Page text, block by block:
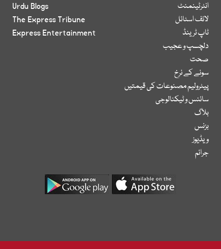
انٹرٹینمنٹ
لائف اسٹائل
ٹاپ ٹرینڈ
دلچسپ و عجیب
صحت
سونے کے نرخ
پیٹرولیم مصنوعات کی قیمتیں
سائنس و ٹیکنالوجی
بلاگ
بزنس
ویڈیوز
جرائم
Urdu Blogs
The Express Tribune
Express Entertainment